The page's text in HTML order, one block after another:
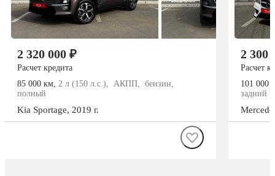
2 320 000 ₽
Расчет кредита
85 000 км, 2 л (150 л.с.), АКПП, бензин,
полный
Kia Sportage, 2019 г.
2 300
Расчет
101 000
задний